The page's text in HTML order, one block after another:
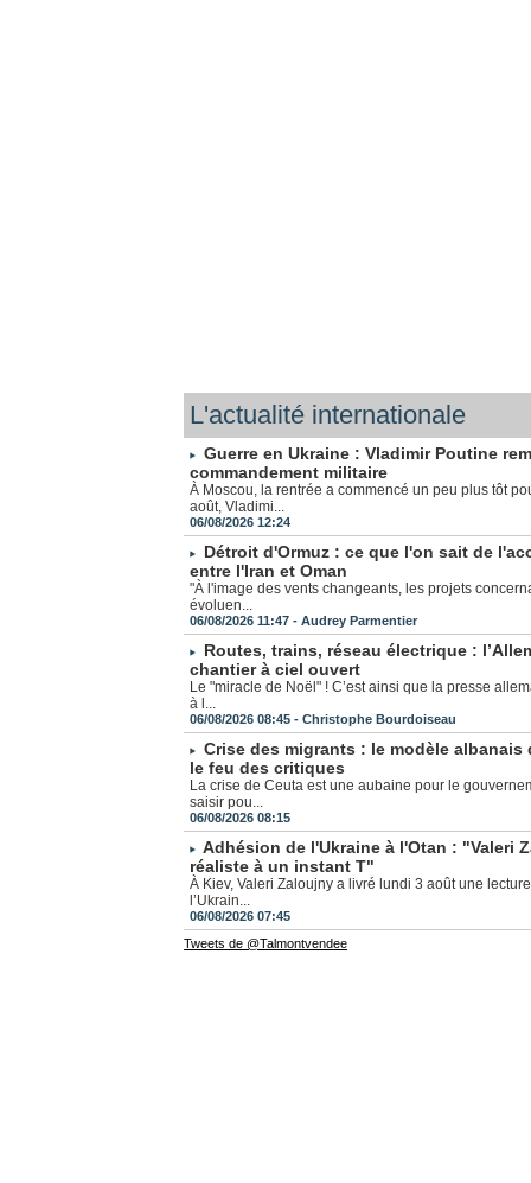
L'actualité internationale
Guerre en Ukraine : Vladimir Poutine
commandement militaire
À Moscou, la rentrée a commencé un peu plus tôt
août, Vladimi...
06/08/2026 12:24
Détroit d'Ormuz : ce que l'on sait de
entre l'Iran et Oman
"À l'image des vents changeants, les projets
évoluen...
06/08/2026 11:47 -Audrey Parmentier
Routes, trains, réseau électrique :
chantier à ciel ouvert
Le "miracle de Noël" ! C’est ainsi que la presse
à l...
06/08/2026 08:45 -Christophe Bourdoiseau
Crise des migrants : le modèle
le feu des critiques
La crise de Ceuta est une aubaine pour le
saisir pou...
06/08/2026 08:15
Adhésion de l'Ukraine à l'Otan : "Valeri
réaliste à un instant T"
À Kiev, Valeri Zaloujny a livré lundi 3 août une
l’Ukrain...
06/08/2026 07:45
Tweets de @Talmontvendee